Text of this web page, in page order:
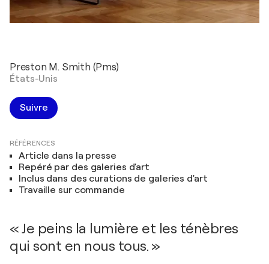
Preston M. Smith (Pms)
États-Unis
Suivre
RÉFÉRENCES
Article dans la presse
Repéré par des galeries d'art
Inclus dans des curations de galeries d'art
Travaille sur commande
« Je peins la lumière et les ténèbres
qui sont en nous tous. »